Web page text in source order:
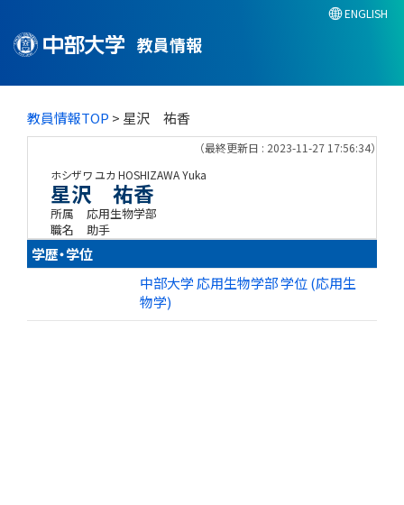
教員情報
ENGLISH
教員情報TOP > 星沢 祐香
（最終更新日 : 2023-11-27 17:56:34）
ホシザワ ユカ HOSHIZAWA Yuka
星沢 祐香
所属
応用生物学部
職名
助手
学歴・学位
中部大学 応用生物学部 学位 (応用生
物学)